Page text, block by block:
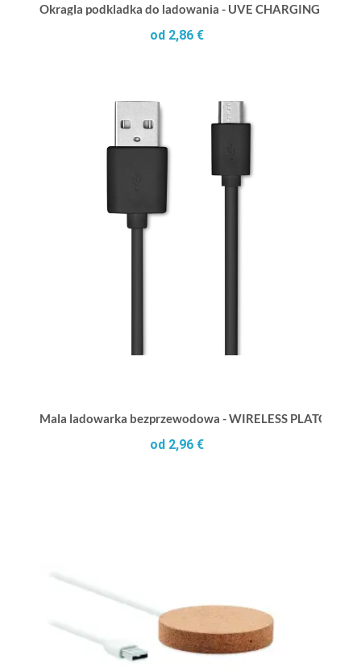
Okragla podkladka do ladowania - UVE CHARGING +
od 2,86 €
Mala ladowarka bezprzewodowa - WIRELESS PLATO +
od 2,96 €